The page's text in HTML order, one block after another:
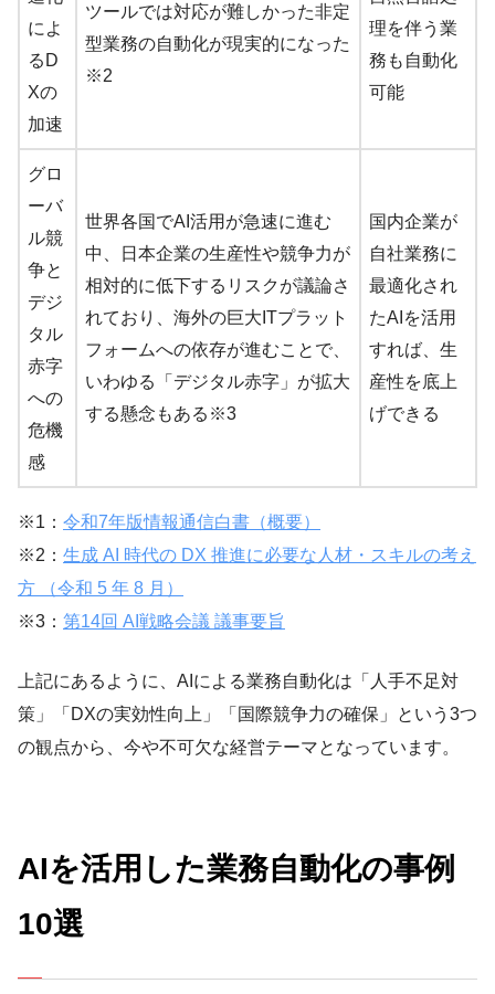
によ
るD
Xの
加速
ツールでは対応が難しかった非定
型業務の自動化が現実的になった
※2
理を伴う業
務も自動化
可能
グロ
ーバ
ル競
争と
デジ
タル
赤字
への
危機
感
世界各国でAI活用が急速に進む
中、日本企業の生産性や競争力が
相対的に低下するリスクが議論さ
れており、海外の巨大ITプラット
フォームへの依存が進むことで、
いわゆる「デジタル赤字」が拡大
する懸念もある※3
国内企業が
自社業務に
最適化され
たAIを活用
すれば、生
産性を底上
げできる
※1： 令和7年版情報通信白書（概要）
※2： 生成 AI 時代の DX 推進に必要な人材・スキルの考え
方 （令和 5 年 8 月）
※3： 第14回 AI戦略会議 議事要旨
上記にあるように、AIによる業務自動化は「人手不足対
策」「DXの実効性向上」「国際競争力の確保」という3つ
の観点から、今や不可欠な経営テーマとなっています。
AIを活用した業務自動化の事例
10選